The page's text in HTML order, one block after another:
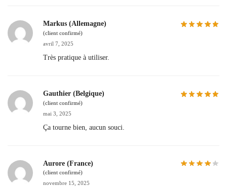
Markus (Allemagne)
(client confirmé)
avril 7, 2025
Très pratique à utiliser.
Gauthier (Belgique)
(client confirmé)
mai 3, 2025
Ça tourne bien, aucun souci.
Aurore (France)
(client confirmé)
novembre 15, 2025